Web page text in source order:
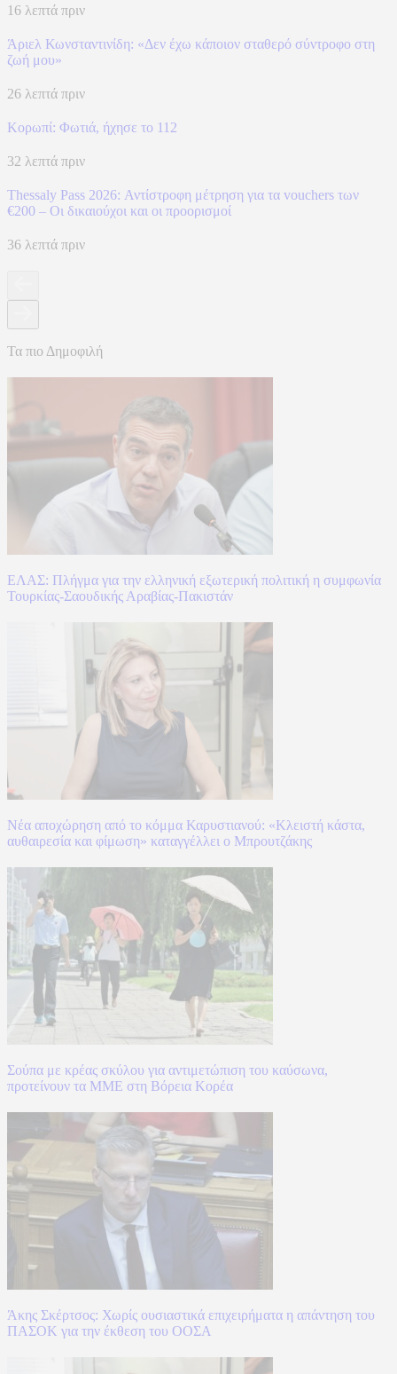
16 λεπτά πριν
Άριελ Κωνσταντινίδη: «Δεν έχω κάποιον σταθερό σύντροφο στη
ζωή μου»
26 λεπτά πριν
Κορωπί: Φωτιά, ήχησε το 112
32 λεπτά πριν
Thessaly Pass 2026: Αντίστροφη μέτρηση για τα vouchers των
€200 – Οι δικαιούχοι και οι προορισμοί
36 λεπτά πριν
Τα πιο Δημοφιλή
ΕΛΑΣ: Πλήγμα για την ελληνική εξωτερική πολιτική η συμφωνία
Τουρκίας-Σαουδικής Αραβίας-Πακιστάν
Νέα αποχώρηση από το κόμμα Καρυστιανού: «Κλειστή κάστα,
αυθαιρεσία και φίμωση» καταγγέλλει ο Μπρουτζάκης
Σούπα με κρέας σκύλου για αντιμετώπιση του καύσωνα,
προτείνουν τα ΜΜΕ στη Βόρεια Κορέα
Άκης Σκέρτσος: Χωρίς ουσιαστικά επιχειρήματα η απάντηση του
ΠΑΣΟΚ για την έκθεση του ΟΟΣΑ